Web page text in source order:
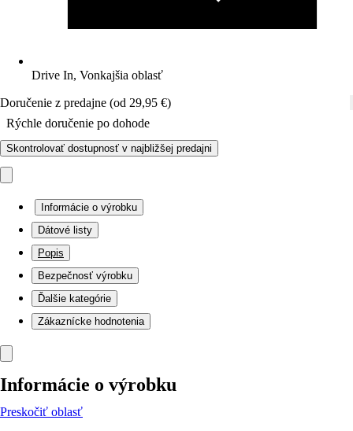
Drive In, Vonkajšia oblasť
Doručenie z predajne (od 29,95 €)
Rýchle doručenie po dohode
Skontrolovať dostupnosť v najbližšej predajni
Informácie o výrobku
Dátové listy
Popis
Bezpečnosť výrobku
Ďalšie kategórie
Zákaznícke hodnotenia
Informácie o výrobku
Preskočiť oblasť